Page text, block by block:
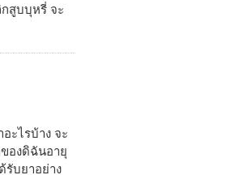
สูบบุหรี่ จะ
ะไรบ้าง จะ
องดิฉันอายุ
รับยาอย่าง